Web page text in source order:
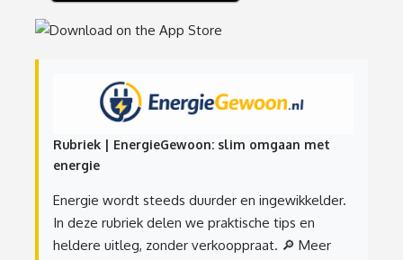
Rubriek | EnergieGewoon: slim omgaan met
energie
Energie wordt steeds duurder en ingewikkelder.
In deze rubriek delen we praktische tips en
heldere uitleg, zonder verkooppraat. 🔎 Meer